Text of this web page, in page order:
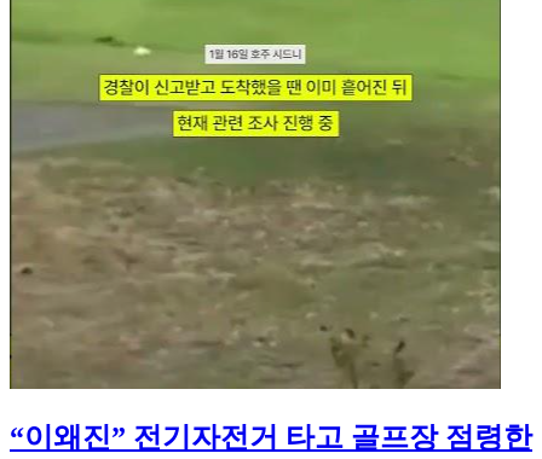
“이왜진” 전기자전거 타고 골프장 점령한